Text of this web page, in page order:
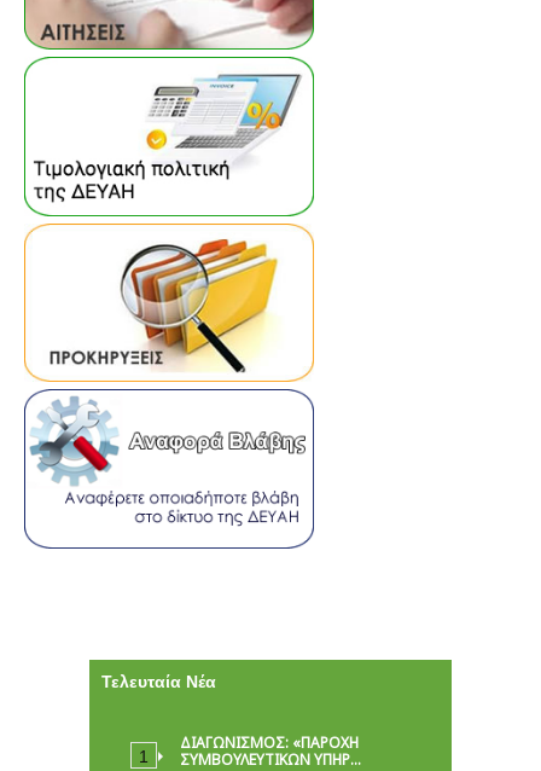
Τελευταία Νέα
ΔΙΑΓΩΝΙΣΜΟΣ: «ΠΑΡΟΧΉ
ΣΥΜΒΟΥΛΕΥΤΙΚΏΝ ΥΠΗΡ…